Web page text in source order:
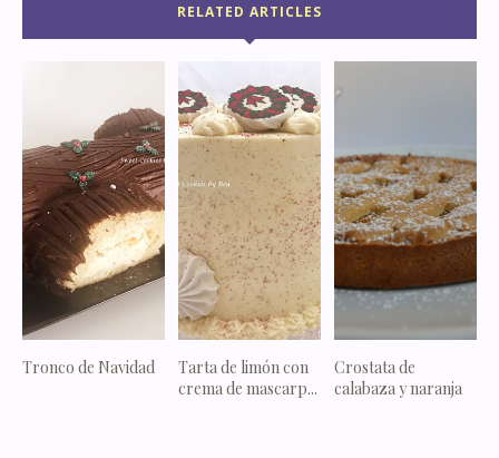
RELATED ARTICLES
Tronco de Navidad
Tarta de limón con
crema de mascarp...
Crostata de
calabaza y naranja